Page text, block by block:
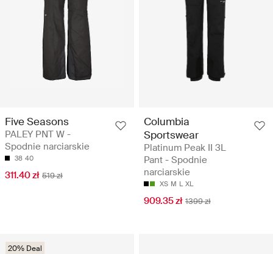
Five Seasons
PALEY PNT W -
Spodnie narciarskie
38 40
311.40 zł 519 zł
Columbia
Sportswear
Platinum Peak II 3L
Pant - Spodnie
narciarskie
XS M L XL
909.35 zł 1399 zł
20% Deal